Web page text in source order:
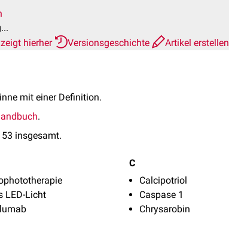
hierher
Versionsgeschichte Artikel erstellen
mit einer Definition.
.
insgesamt.
LED-Licht
C
Calcipotriol
Caspase 1
Chrysarobin